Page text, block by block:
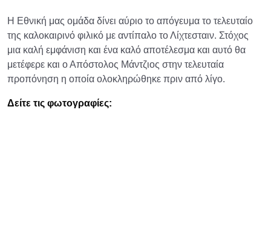
Η Εθνική μας ομάδα δίνει αύριο το απόγευμα το τελευταίο
της καλοκαιρινό φιλικό με αντίπαλο το Λίχτεσταιν. Στόχος
μια καλή εμφάνιση και ένα καλό αποτέλεσμα και αυτό θα
μετέφερε και ο Απόστολος Μάντζιος στην τελευταία
προπόνηση η οποία ολοκληρώθηκε πριν από λίγο.
Δείτε τις φωτογραφίες: